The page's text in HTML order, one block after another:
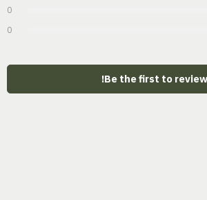
0
0
Be the first to review!